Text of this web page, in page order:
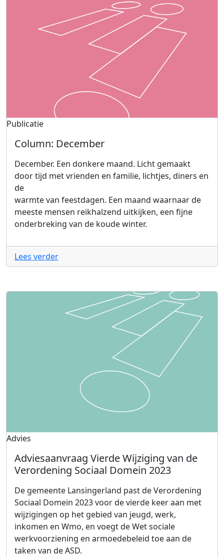
Publicatie
Column: December
December. Een donkere maand. Licht gemaakt
door tijd met vrienden en familie, lichtjes, diners en
de
warmte van feestdagen. Een maand waarnaar de
meeste mensen reikhalzend uitkijken, een fijne
onderbreking van de koude winter.
Lees verder
Advies
Adviesaanvraag Vierde Wijziging van de
Verordening Sociaal Domein 2023
De gemeente Lansingerland past de Verordening
Sociaal Domein 2023 voor de vierde keer aan met
wijzigingen op het gebied van jeugd, werk,
inkomen en Wmo, en voegt de Wet sociale
werkvoorziening en armoedebeleid toe aan de
taken van de ASD.